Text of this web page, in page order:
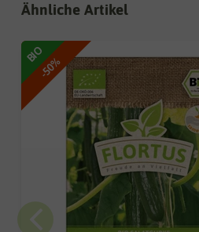
Ähnliche Artikel
-50%
BIO